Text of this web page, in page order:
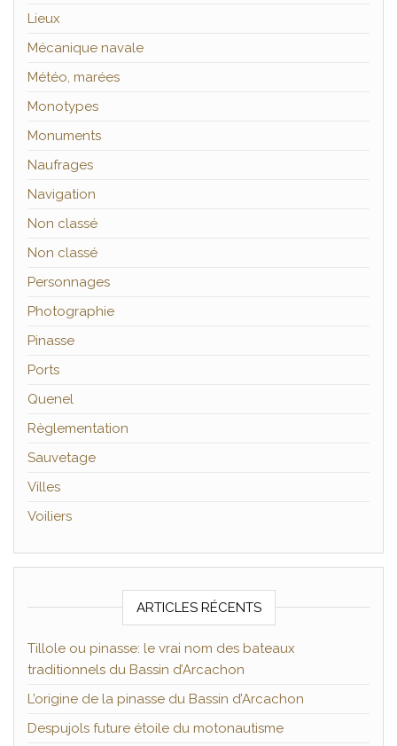
Lieux
Mécanique navale
Météo, marées
Monotypes
Monuments
Naufrages
Navigation
Non classé
Non classé
Personnages
Photographie
Pinasse
Ports
Quenel
Règlementation
Sauvetage
Villes
Voiliers
ARTICLES RÉCENTS
Tillole ou pinasse: le vrai nom des bateaux
traditionnels du Bassin d’Arcachon
L’origine de la pinasse du Bassin d’Arcachon
Despujols future étoile du motonautisme